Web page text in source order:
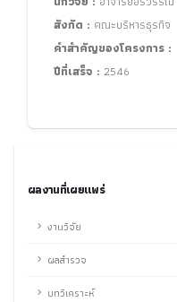
สังกัด : คณะบริหารธุรกิจ
คำสำคัญของโครงการ :
ปีที่เสร็จ : 2546
ผลงานที่เผยแพร่
งานวิจัย
ผลสำรวจ
บทวิเคราะห์